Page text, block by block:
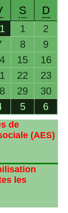
S D
1
2
8
9
15
16
22
23
29
30
5 6
de
(AES)
les